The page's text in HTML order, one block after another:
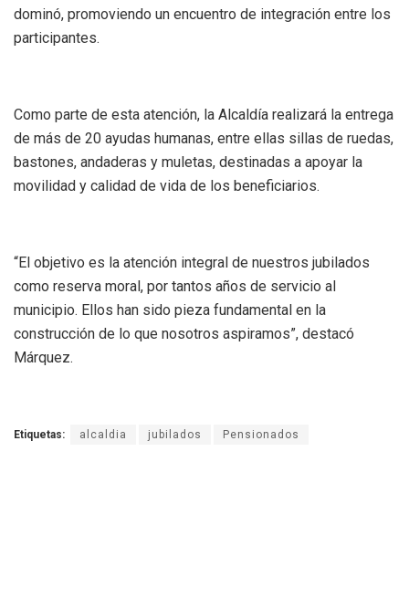
dominó, promoviendo un encuentro de integración entre los
participantes.
Como parte de esta atención, la Alcaldía realizará la entrega
de más de 20 ayudas humanas, entre ellas sillas de ruedas,
bastones, andaderas y muletas, destinadas a apoyar la
movilidad y calidad de vida de los beneficiarios.
“El objetivo es la atención integral de nuestros jubilados
como reserva moral, por tantos años de servicio al
municipio. Ellos han sido pieza fundamental en la
construcción de lo que nosotros aspiramos”, destacó
Márquez.
Etiquetas: alcaldia jubilados Pensionados